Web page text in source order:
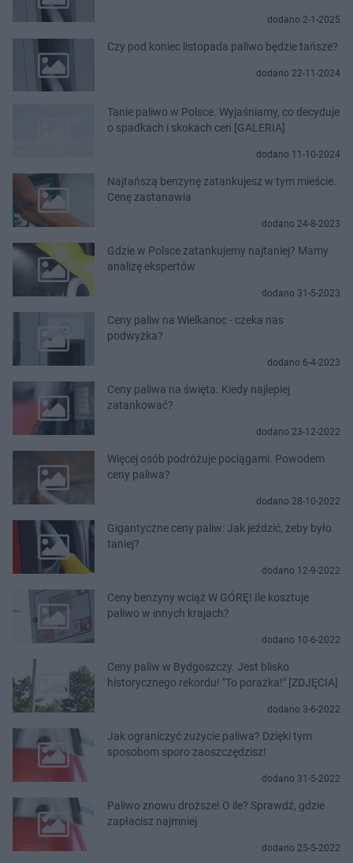
dodano 2-1-2025
Czy pod koniec listopada paliwo będzie tańsze?
dodano 22-11-2024
Tanie paliwo w Polsce. Wyjaśniamy, co decyduje
o spadkach i skokach cen [GALERIA]
dodano 11-10-2024
Najtańszą benzynę zatankujesz w tym mieście.
Cenę zastanawia
dodano 24-8-2023
Gdzie w Polsce zatankujemy najtaniej? Mamy
analizę ekspertów
dodano 31-5-2023
Ceny paliw na Wielkanoc - czeka nas
podwyżka?
dodano 6-4-2023
Ceny paliwa na święta. Kiedy najlepiej
zatankować?
dodano 23-12-2022
Więcej osób podróżuje pociągami. Powodem
ceny paliwa?
dodano 28-10-2022
Gigantyczne ceny paliw: Jak jeździć, żeby było
taniej?
dodano 12-9-2022
Ceny benzyny wciąż W GÓRĘ! Ile kosztuje
paliwo w innych krajach?
dodano 10-6-2022
Ceny paliw w Bydgoszczy. Jest blisko
historycznego rekordu! "To porażka!" [ZDJĘCIA]
dodano 3-6-2022
Jak ograniczyć zużycie paliwa? Dzięki tym
sposobom sporo zaoszczędzisz!
dodano 31-5-2022
Paliwo znowu droższe! O ile? Sprawdź, gdzie
zapłacisz najmniej
dodano 25-5-2022